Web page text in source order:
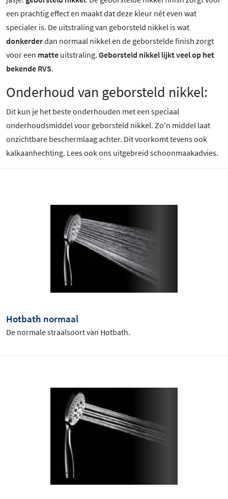
een prachtig effect en maakt dat deze kleur nét even wat
specialer is. De uitstraling van geborsteld nikkel is wat
donkerderdan normaal nikkel en de geborstelde finish zorgt
voor een matte uitstraling. Geborsteld nikkel lijkt veel op het
bekende RVS.
Onderhoud van geborsteld nikkel:
Dit kun je het beste onderhouden met een speciaal
onderhoudsmiddel voor geborsteld nikkel. Zo'n middel laat
onzichtbare beschermlaag achter. Dit voorkomt tevens ook
kalkaanhechting. Lees ook ons uitgebreid schoonmaakadvies.
Hotbath normaal
De normale straalsoort van Hotbath.